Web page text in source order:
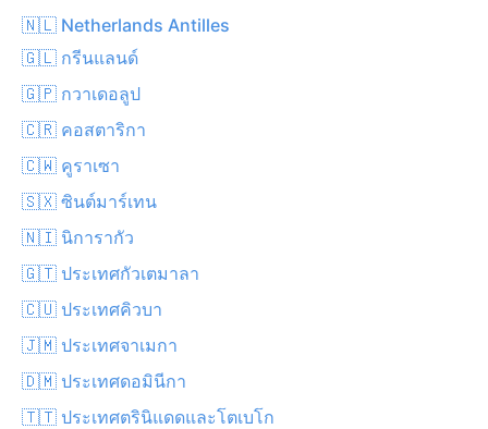
🇳🇱 Netherlands Antilles
🇬🇱 กรีนแลนด์
🇬🇵 กวาเดอลูป
🇨🇷 คอสตาริกา
🇨🇼 คูราเซา
🇸🇽 ซินต์มาร์เทน
🇳🇮 นิการากัว
🇬🇹 ประเทศกัวเตมาลา
🇨🇺 ประเทศคิวบา
🇯🇲 ประเทศจาเมกา
🇩🇲 ประเทศดอมินีกา
🇹🇹 ประเทศตรินิแดดและโตเบโก